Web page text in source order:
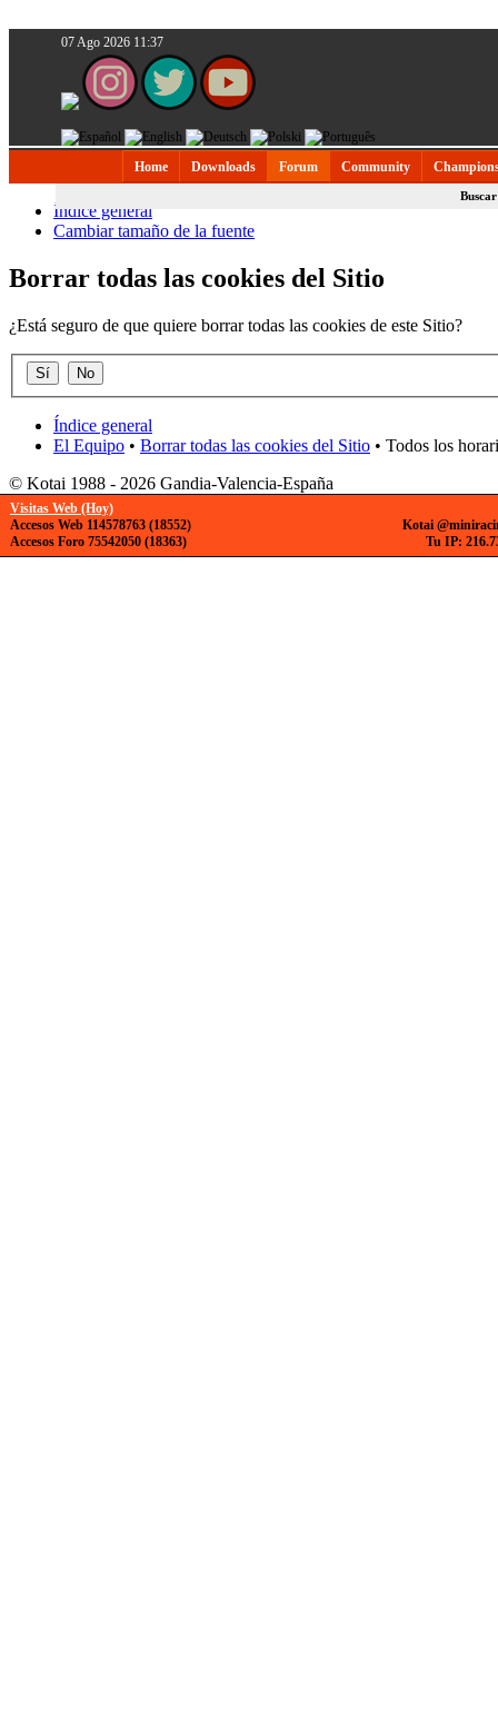
07 Ago 2026 11:37
Home Downloads Forum Community
Buscar
Índice general
Cambiar tamaño de la fuente
Borrar todas las cookies del Sitio
¿Está seguro de que quiere borrar todas las cookies de este Sitio?
Índice general
El Equipo • Borrar todas las cookies del Sitio • Todos los
© Kotai 1988 - 2026 Gandia-Valencia-España
Visitas Web (Hoy)
Accesos Web 114578763 (18552)
Accesos Foro 75542050 (18363)
Kotai
Tu IP: